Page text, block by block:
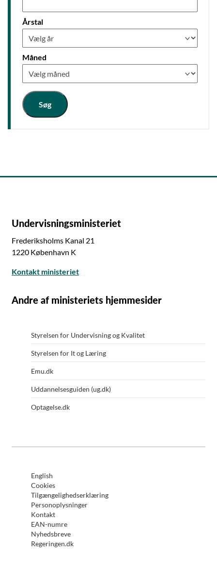
Årstal
Måned
Søg
Undervisningsministeriet
Frederiksholms Kanal 21
1220 København K
Kontakt ministeriet
Andre af ministeriets hjemmesider
Styrelsen for Undervisning og Kvalitet
Styrelsen for It og Læring
Emu.dk
Uddannelsesguiden (ug.dk)
Optagelse.dk
English
Cookies
Tilgængelighedserklæring
Personoplysninger
Kontakt
EAN-numre
Nyhedsbreve
Regeringen.dk